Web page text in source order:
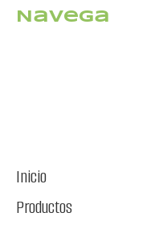
Navega
Inicio
Productos